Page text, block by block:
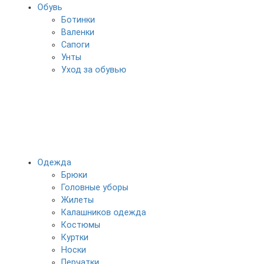
Обувь
Ботинки
Валенки
Сапоги
Унты
Уход за обувью
Одежда
Брюки
Головные уборы
Жилеты
Калашников одежда
Костюмы
Куртки
Носки